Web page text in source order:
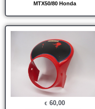
MTX50/80 Honda
€ 60,00